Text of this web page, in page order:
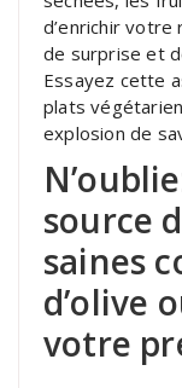
d’enrichir
de surprise et
Essayez cette
plats
explosion de
source
saines
d’olive
votre